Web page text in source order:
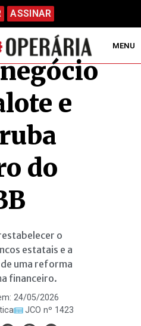
ASSINAR
MENU
e
do
o
estatais e a
uma reforma
financeiro.
24/05/2026
JCO nº 1423